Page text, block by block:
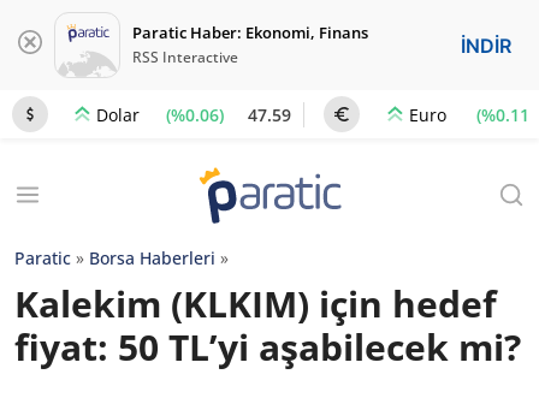
Paratic Haber: Ekonomi, Finans
RSS Interactive İNDİR
Dolar (%0.06) 47.59 Euro (%0.11)
Paratic » Borsa Haberleri »
Kalekim (KLKIM) için hedef
fiyat: 50 TL’yi aşabilecek mi?